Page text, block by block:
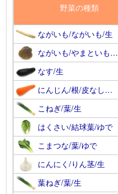
野菜の種類
ながいも/ながいも/生
ながいも/やまといも…
なす/生
にんじん/根/皮なし…
こねぎ/葉/生
はくさい/結球葉/ゆで
こまつな/葉/ゆで
にんにく/りん茎/生
葉ねぎ/葉/生